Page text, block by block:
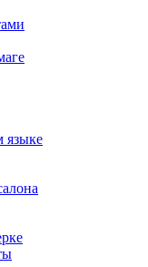
языке